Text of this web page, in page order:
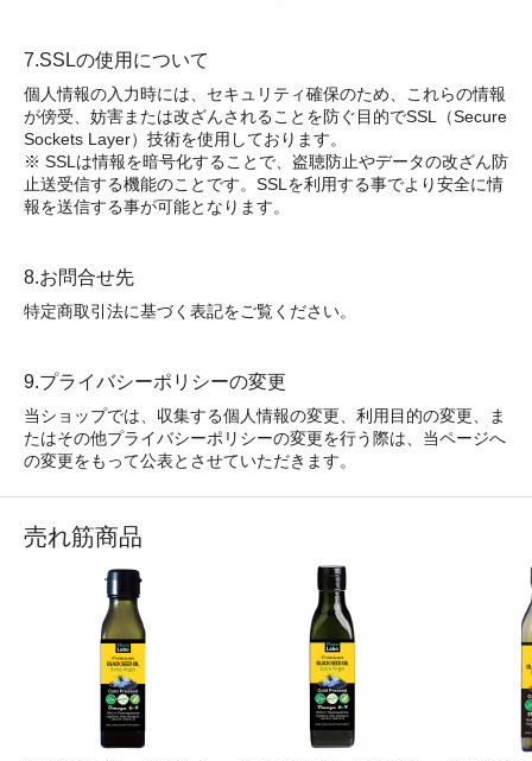
7.SSLの使用について
個人情報の入力時には、セキュリティ確保のため、これらの情報
が傍受、妨害または改ざんされることを防ぐ目的でSSL（Secure
Sockets Layer）技術を使用しております。
※ SSLは情報を暗号化することで、盗聴防止やデータの改ざん防
止送受信する機能のことです。SSLを利用する事でより安全に情
報を送信する事が可能となります。
8.お問合せ先
特定商取引法に基づく表記をご覧ください。
9.プライバシーポリシーの変更
当ショップでは、収集する個人情報の変更、利用目的の変更、ま
たはその他プライバシーポリシーの変更を行う際は、当ページへ
の変更をもって公表とさせていただきます。
売れ筋商品